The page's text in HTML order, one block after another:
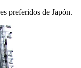
preferidos de Japón.